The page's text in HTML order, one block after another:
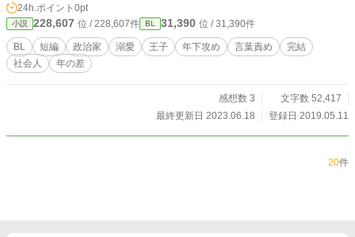
24h.ポイント 0pt
小説 228,607 位 / 228,607件 BL 31,390 位 / 31,390件
BL 短編 政治家 溺愛 王子 年下攻め 言葉責め
完結
社会人
年の差
感想数 3
文字数 52,417
最終更新日 2023.06.18
登録日 2019.05.11
20件